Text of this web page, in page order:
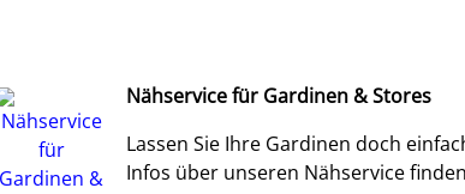
Nähservice für Gardinen & Stores
Lassen Sie Ihre Gardinen doch
Infos über unseren Nähservice